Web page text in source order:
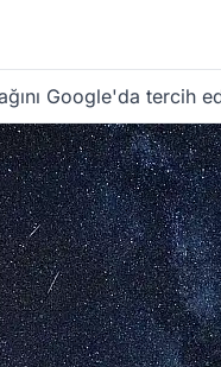
Google'da tercih